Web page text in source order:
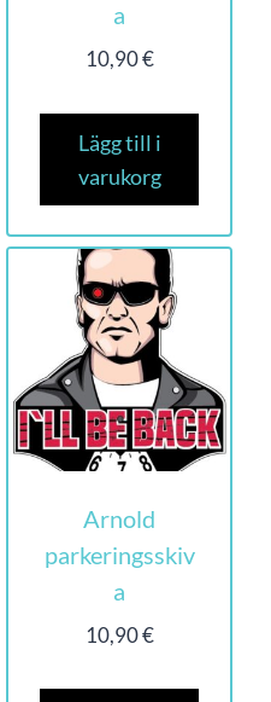
a
10,90€
Lägg till i
varukorg
Arnold
parkeringsskiv
a
10,90€